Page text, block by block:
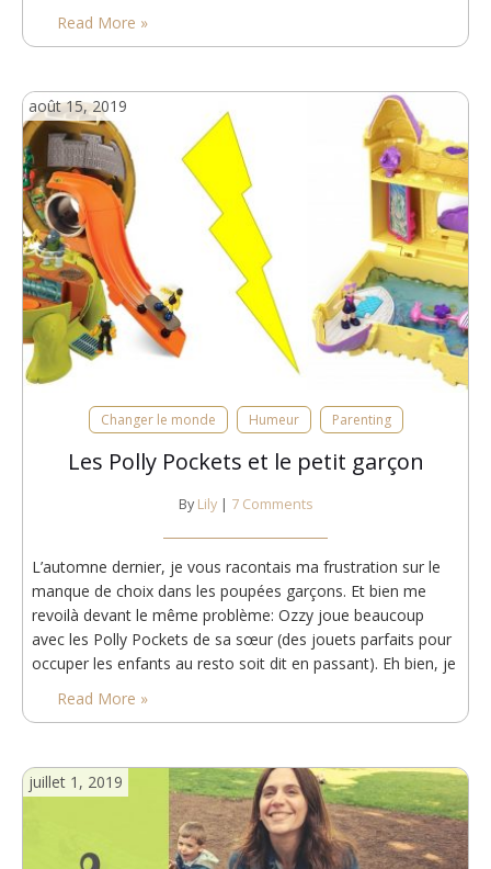
Mais alors qu’est-ce que vous avez fait ? Lottie: On s’est
entrainé ! (En fait,…
Read More »
août 15, 2019
Changer le monde Humeur Parenting
Les Polly Pockets et le petit garçon
By Lily | 7 Comments
L’automne dernier, je vous racontais ma frustration sur le
manque de choix dans les poupées garçons. Et bien me
revoilà devant le même problème: Ozzy joue beaucoup
avec les Polly Pockets de sa sœur (des jouets parfaits pour
occuper les enfants au resto soit dit en passant). Eh bien, je
n’ai pu trouver qu’une seule figurine garçon Polly Pocket,
Read More »
juillet 1, 2019